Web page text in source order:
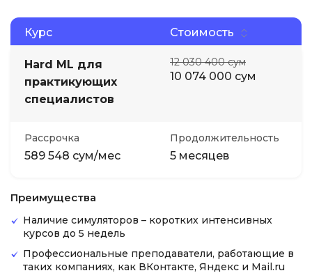
Курс Стоимость
Hard ML для
практикующих
специалистов
12 030 400 сум
10 074 000 сум
Рассрочка
589 548 сум/мес
Продолжительность
5 месяцев
Преимущества
Наличие симуляторов – коротких интенсивных
курсов до 5 недель
Профессиональные преподаватели, работающие в
таких компаниях, как ВКонтакте, Яндекс и Mail.ru